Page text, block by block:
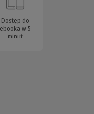
Dostęp do
ebooka w 5
minut